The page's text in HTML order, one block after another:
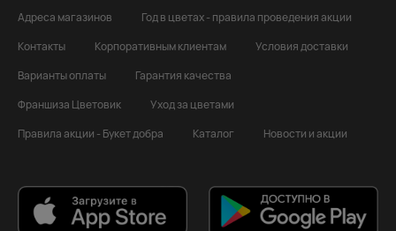
Адреса магазинов
Год в цветах - правила проведения акции
Контакты
Корпоративным клиентам
Условия доставки
Варианты оплаты
Гарантия качества
Франшиза Цветовик
Уход за цветами
Правила акции - Букет добра
Каталог Новости и акции